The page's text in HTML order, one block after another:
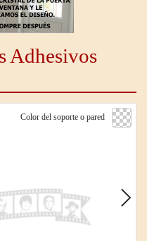
Adhesivos
Color del soporte o pared